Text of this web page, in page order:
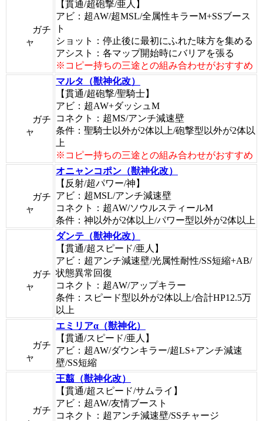
ガチ
ャ
【貫通/超砲撃/亜人】
アビ：超AW/超MSL/全属性キラーM+SSブース
ト
ショット：停止後に最初にふれた味方を集める
アシスト：各マップ開始時にバリアを張る
※コピー持ちの三途との組み合わせがおすすめ
ガチ
ャ
マルタ（獣神化改）
【貫通/超砲撃/聖騎士】
アビ：超AW+ダッシュM
コネクト：超MS/アンチ減速壁
条件：聖騎士以外が2体以上/砲撃型以外が2体以
上
※コピー持ちの三途との組み合わせがおすすめ
ガチ
ャ
オニャンコポン（獣神化改）
【反射/超パワー/神】
アビ：超MSL/アンチ減速壁
コネクト：超AW/ソウルスティールM
条件：神以外が2体以上/パワー型以外が2体以上
ガチ
ャ
ダンテ（獣神化改）
【貫通/超スピード/亜人】
アビ：超アンチ減速壁/光属性耐性/SS短縮+AB/
状態異常回復
コネクト：超AW/アップキラー
条件：スピード型以外が2体以上/合計HP12.5万
以上
ガチ
ャ
エミリアα（獣神化）
【貫通/スピード/亜人】
アビ：超AW/ダウンキラー/超LS+アンチ減速
壁/SS短縮
ガチ
王翦（獣神化改）
【貫通/超スピード/サムライ】
アビ：超AW/友情ブースト
コネクト：超アンチ減速壁/SSチャージ